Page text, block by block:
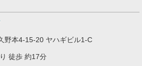
野本4-15-20 ヤハギビル1-C
徒歩 約17分